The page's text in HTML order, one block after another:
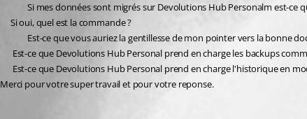
Si mes données sont migrés sur Devolutions Hub Personalm est-ce
	 Si oui, quel est la commande ?
Est-ce que vous auriez la gentillesse de mon pointer vers la bonne
Est-ce que Devolutions Hub Personal prend en charge les backups
Est-ce que Devolutions Hub Personal prend en charge l'historique en
Merci pour votre super travail et pour votre reponse.